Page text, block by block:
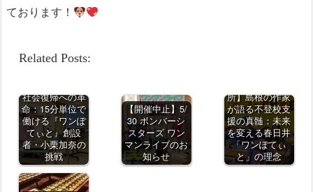
ております！
Related Posts:
社会復帰への革
命：15分単位で
働ける『ワンぽ
てぃと』創設
者・小栗加奈の
挑戦
【開催中止】5/
30 ボンバーシ
スターズ ワン
マンライブのお
知らせ
所】島根の作家
が語る不登校支
援の真髄：未来
を変える春日井
「ワンぽてぃ
と」の理念